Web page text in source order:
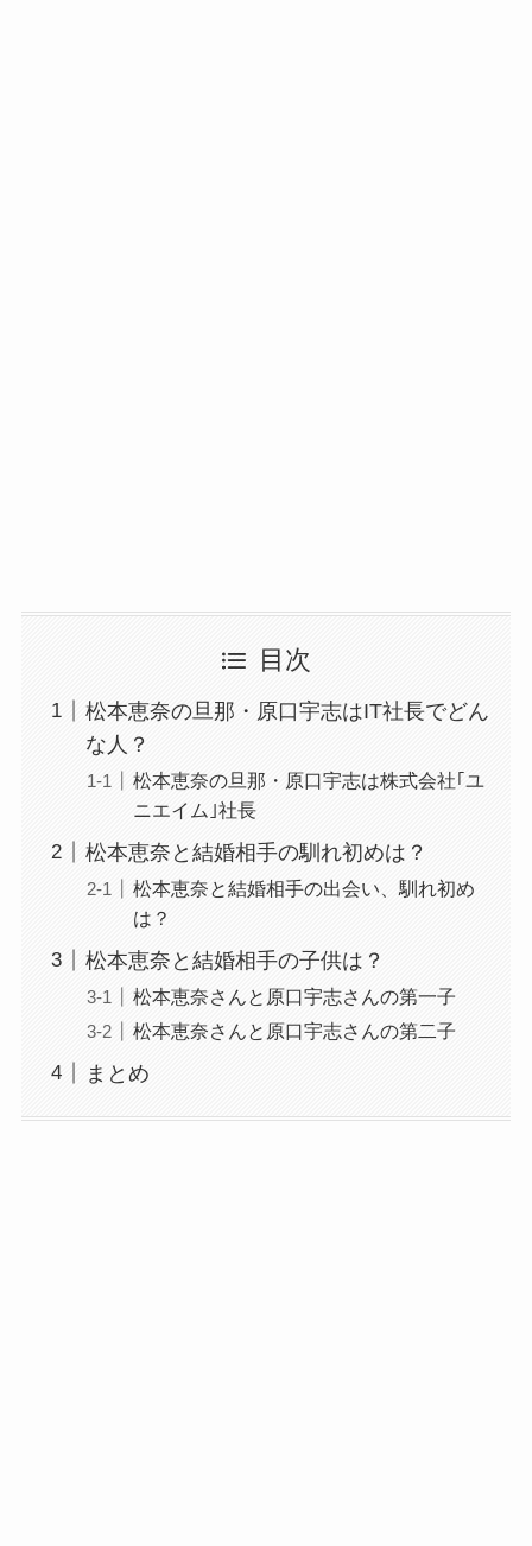
目次
松本恵奈の旦那・原口宇志はIT社長でどん
な人？
松本恵奈の旦那・原口宇志は株式会社｢ユ
ニエイム｣社長
松本恵奈と結婚相手の馴れ初めは？
松本恵奈と結婚相手の出会い、馴れ初め
は？
松本恵奈と結婚相手の子供は？
松本恵奈さんと原口宇志さんの第一子
松本恵奈さんと原口宇志さんの第二子
まとめ